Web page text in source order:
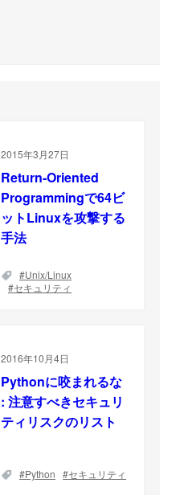
2015年3月27日
Return-Oriented
Programmingで64ビ
ットLinuxを攻撃する
手法
Unix/Linux
セキュリティ
2016年10月4日
Pythonに咬まれるな
: 注意すべきセキュリ
ティリスクのリスト
Python セキュリティ